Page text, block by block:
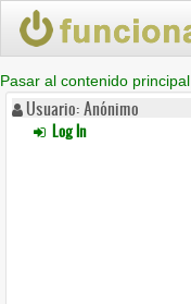
Pasar al contenido principal
Usuario: Anónimo
Log In